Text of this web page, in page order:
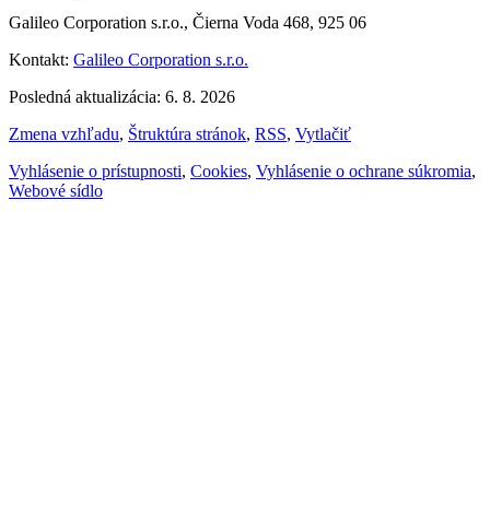
Galileo Corporation s.r.o., Čierna Voda 468, 925 06
Kontakt: Galileo Corporation s.r.o.
Posledná aktualizácia: 6. 8. 2026
Zmena vzhľadu, Štruktúra stránok, RSS, Vytlačiť
Vyhlásenie o prístupnosti, Cookies, Vyhlásenie o ochrane súkromia,
Webové sídlo